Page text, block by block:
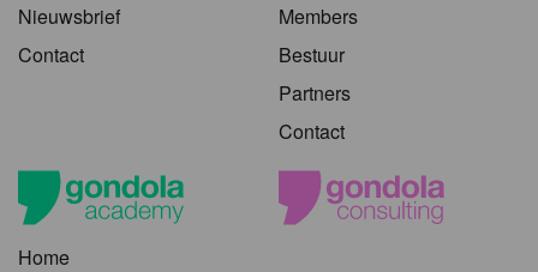
Nieuwsbrief
Contact
Members
Bestuur
Partners
Contact
Home